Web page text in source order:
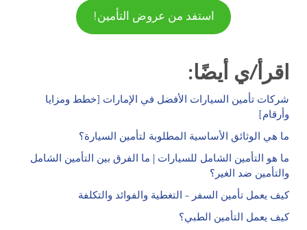
استفد من عروض التأمين!
اقرأ/ي أيضًا:
شركات تأمين السيارات الأفضل في الإمارات [خطط ومزايا
وأرقام]
ما هي الوثائق الأساسية المطلوبة لتأمين السيارة؟
ما هو التأمين الشامل للسيارات | ما الفرق بين التأمين الشامل
والتأمين ضد الغير؟
كيف يعمل تأمين السفر – التغطية والفوائد والتكلفة
كيف يعمل التأمين الطبي؟